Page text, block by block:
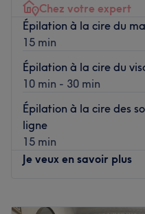
L'équipe
Jessika vous accueille
variées garantissent une
des soins relaxants et
Nos coups de cœur
L’atmosphère : le lieu
Les spécialités de
Chez votre expert
Épilation à la cire du
15 min
Épilation à la cire du
10 min - 30 min
Épilation à la cire des
ligne
15 min
Je veux en savoir plus